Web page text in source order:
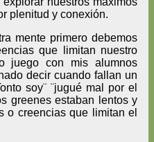
plenitud y conexión.
mente primero debemos
que limitan nuestro
juego con mis alumnos
decir cuando fallan un
soy¨ ¨jugué mal por el
greenes estaban lentos y
o creencias que limitan el